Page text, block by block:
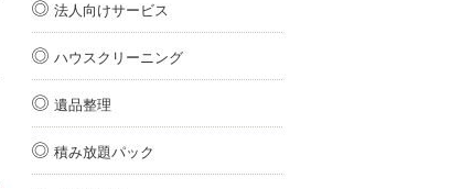
法人向けサービス
ハウスクリーニング
遺品整理
積み放題パック